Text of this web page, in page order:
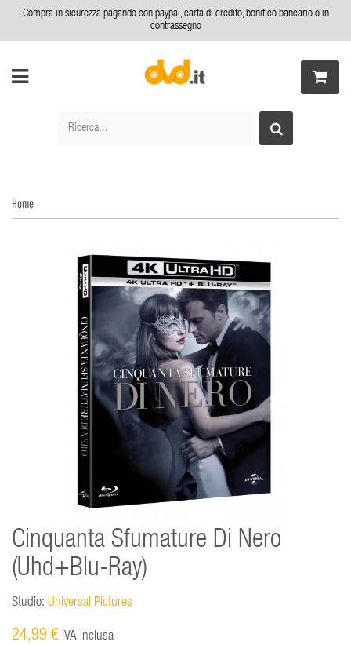
Compra in sicurezza pagando con paypal, carta di credito, bonifico bancario o in
contrassegno
Home
Cinquanta Sfumature Di Nero
(Uhd+Blu-Ray)
Studio: Universal Pictures
24,99 € IVA inclusa